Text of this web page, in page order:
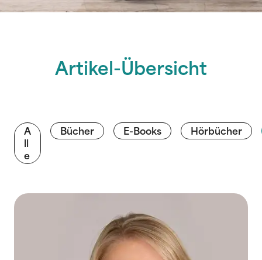
Artikel-Übersicht
A
e
Bücher E-Books Hörbücher